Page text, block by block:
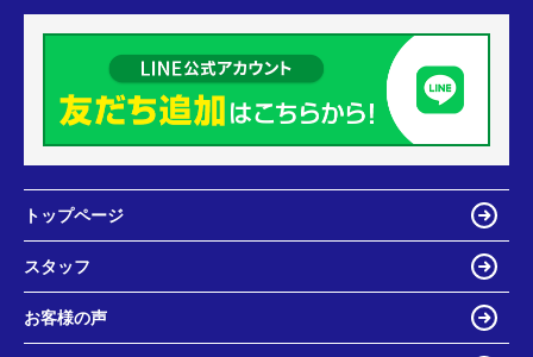
トップページ
スタッフ
お客様の声